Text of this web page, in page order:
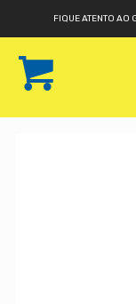
FIQUE ATENTO AO